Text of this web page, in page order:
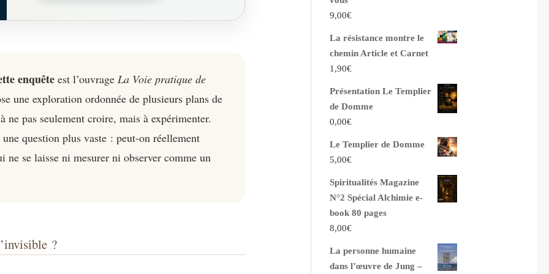
enquêteest l’ouvrage La Voie pratique de
une exploration ordonnée de plusieurs plans de
ne pas seulement croire, mais à expérimenter.
question plus vaste : peut-on réellement
ne se laisse ni mesurer ni observer comme un
?
9,00€
La résistance montre le
chemin Article et Carnet
1,90€
Présentation Le Templier
de Domme
0,00€
Le Templier de Domme
5,00€
Spiritualités Magazine
N°2 Spécial Alchimie e-
book 80 pages
8,00€
La personne humaine
dans l’œuvre de Jung –